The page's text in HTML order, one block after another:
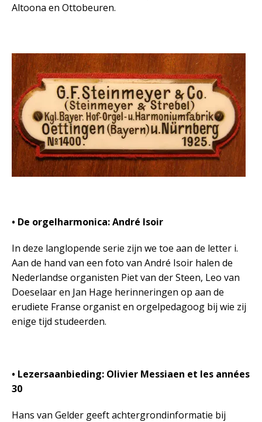
Altoona en Ottobeuren.
• De orgelharmonica: André Isoir
In deze langlopende serie zijn we toe aan de letter i.
Aan de hand van een foto van André Isoir halen de
Nederlandse organisten Piet van der Steen, Leo van
Doeselaar en Jan Hage herinneringen op aan de
erudiete Franse organist en orgelpedagoog bij wie zij
enige tijd studeerden.
• Lezersaanbieding: Olivier Messiaen et les années
30
Hans van Gelder geeft achtergrondinformatie bij